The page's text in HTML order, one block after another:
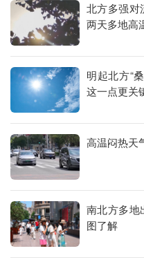
看看北京、广州、杭州
四个城市的湿度对比
北方多强对
两天多地高
明起北方“
这一点更关
高温闷热天
南北方多地
图了解